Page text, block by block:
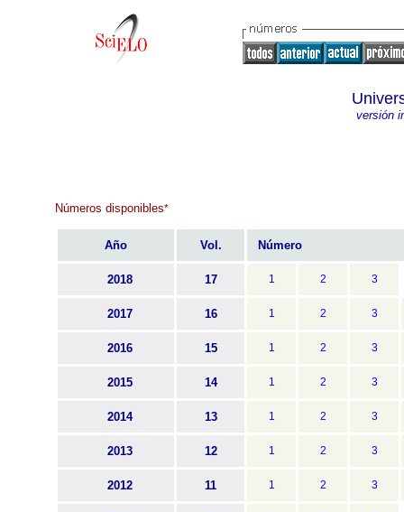
versión
Números disponibles*
Año Vol. Número
2018 17 1 2 3
2017 16 1 2 3
2016 15 1 2 3
2015 14 1 2 3
2014 13 1 2 3
2013 12 1 2 3
2012 11 1 2 3